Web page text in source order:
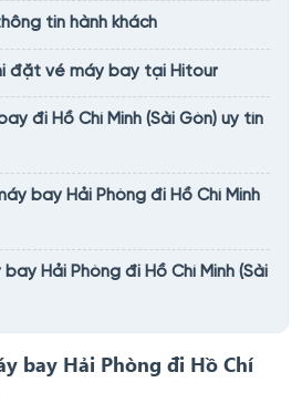
tin hành khách
đặt vé máy bay tại Hitour
đi Hồ Chí Minh (Sài Gòn) uy tín
bay Hải Phòng đi Hồ Chí Minh
Hải Phòng đi Hồ Chí Minh (Sài
bay Hải Phòng đi Hồ Chí